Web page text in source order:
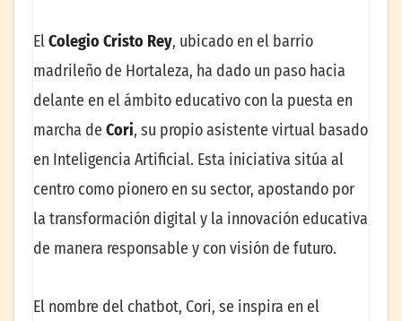
ElColegio Cristo Rey, ubicado en el barrio
madrileño de Hortaleza, ha dado un paso hacia
delante en el ámbito educativo con la puesta en
marcha de Cori, su propio asistente virtual basado
en Inteligencia Artificial. Esta iniciativa sitúa al
centro como pionero en su sector, apostando por
la transformación digital y la innovación educativa
de manera responsable y con visión de futuro.
El nombre del chatbot, Cori, se inspira en el